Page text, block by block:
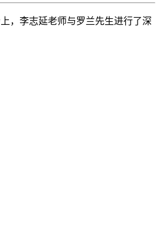
，李志延老师与罗兰先生进行了深